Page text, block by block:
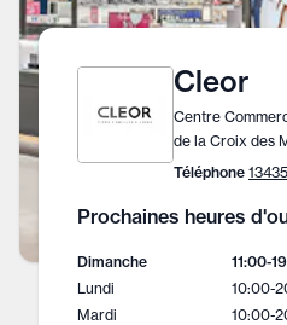
Cleor
Centre
de la Croix des
Téléphone
Prochaines heures
Dimanche 11:00-
Lundi
10:00-
Mardi
10:00-